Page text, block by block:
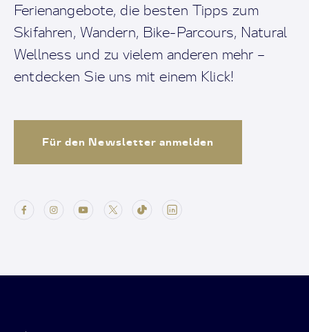
Ferienangebote, die besten Tipps zum
Skifahren, Wandern, Bike-Parcours, Natural
Wellness und zu vielem anderen mehr –
entdecken Sie uns mit einem Klick!
Für den Newsletter anmelden